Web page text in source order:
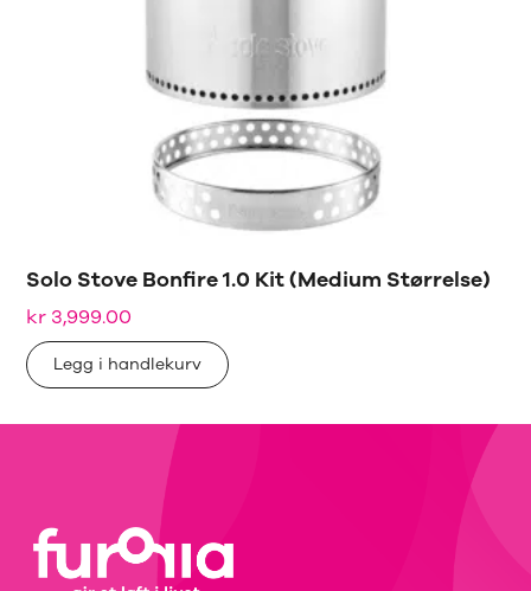
Solo Stove Bonfire 1.0 Kit (Medium Størrelse)
kr 3,999.00
Legg i handlekurv